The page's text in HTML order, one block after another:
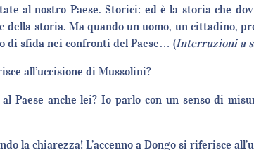
al nostro Paese. Storici: ed è la storia che
della storia. Ma quando un uomo, un
di sfida nei confronti del Paese… (Interruzioni a
all’uccisione di Mussolini?
al Paese anche lei? Io parlo con un senso di
la chiarezza! L’accenno a Dongo si riferisce